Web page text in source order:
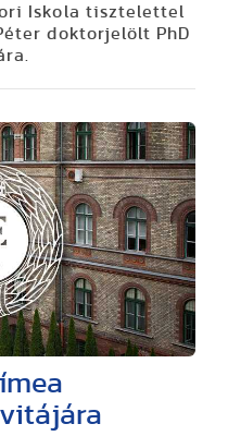
Iskola tisztelettel
doktorjelölt PhD